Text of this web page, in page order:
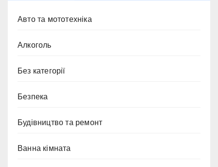
Авто та мототехніка
Алкоголь
Без категорії
Безпека
Будівництво та ремонт
Ванна кімната